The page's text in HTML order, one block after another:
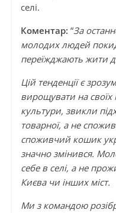
селі.
Коментар: “За
молодих людей
переїжджають жити
Цій тенденції є
вирощувати на своїх
культури, звикли
товарної, а не
споживчий кошик
значно змінився.
себе в селі, а не
Києва чи інших міст.
Ми з командою